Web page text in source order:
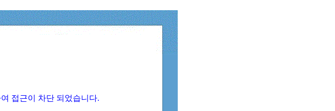
접근이 차단 되었습니다.